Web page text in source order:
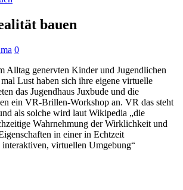
bauen
0
Alltag genervten Kinder und Jugendlichen
Lust haben sich ihre eigene virtuelle
das Jugendhaus Juxbude und die
ein VR-Brillen-Workshop an. VR das steht
als solche wird laut Wikipedia „die
Wahrnehmung der Wirklichkeit und
in einer in Echtzeit
interaktiven, virtuellen Umgebung“